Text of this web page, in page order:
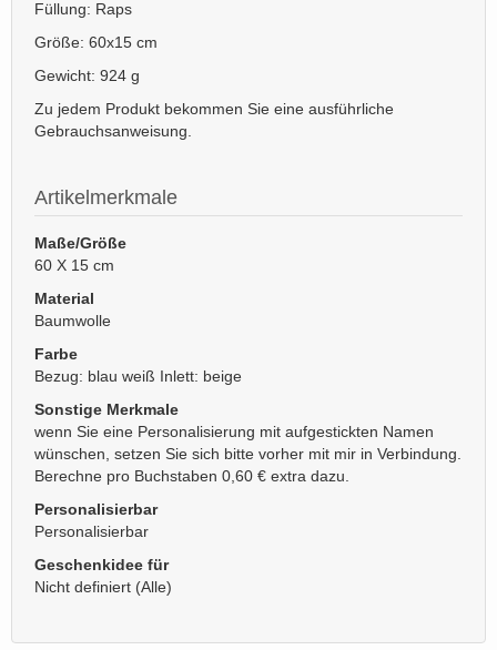
Füllung: Raps
Größe: 60x15 cm
Gewicht: 924 g
Zu jedem Produkt bekommen Sie eine ausführliche
Gebrauchsanweisung.
Artikelmerkmale
Maße/Größe
60 X 15 cm
Material
Baumwolle
Farbe
Bezug: blau weiß Inlett: beige
Sonstige Merkmale
wenn Sie eine Personalisierung mit aufgestickten Namen
wünschen, setzen Sie sich bitte vorher mit mir in Verbindung.
Berechne pro Buchstaben 0,60 € extra dazu.
Personalisierbar
Personalisierbar
Geschenkidee für
Nicht definiert (Alle)